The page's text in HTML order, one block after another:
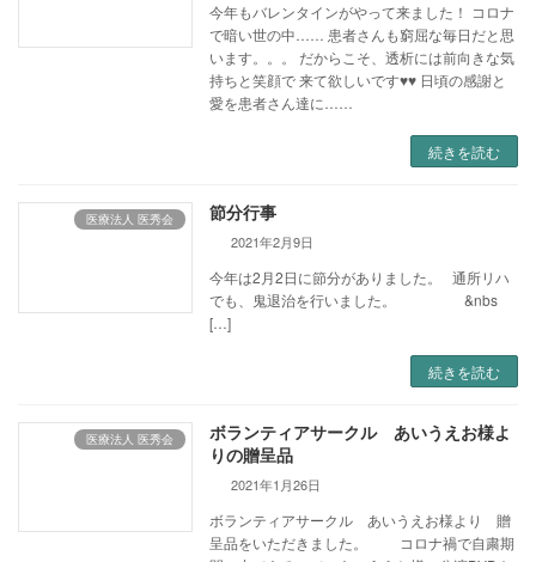
今年もバレンタインがやって来ました！ コロナ
で暗い世の中…… 患者さんも窮屈な毎日だと思
います。。。 だからこそ、透析には前向きな気
持ちと笑顔で 来て欲しいです♥♥ 日頃の感謝と
愛を患者さん達に……
続きを読む
医療法人 医秀会 節分行事
2021年2月9日
今年は2月2日に節分がありました。 通所リハ
でも、鬼退治を行いました。 &nbs
[…]
続きを読む
医療法人 医秀会
ボランティアサークル あいうえお様よ
りの贈呈品
2021年1月26日
ボランティアサークル あいうえお様より 贈
呈品をいただきました。 コロナ禍で自粛期